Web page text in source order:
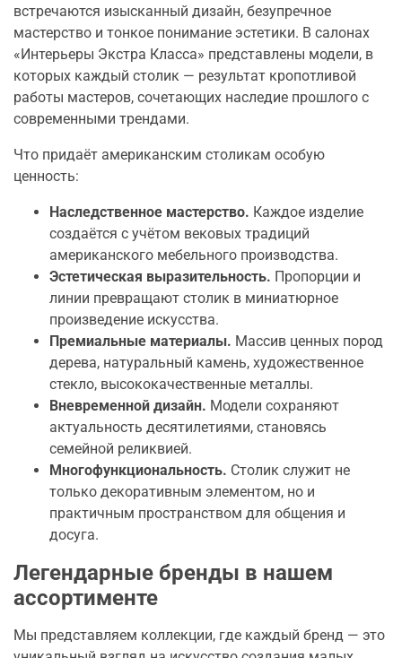
встречаются изысканный дизайн, безупречное
мастерство и тонкое понимание эстетики. В салонах
«Интерьеры Экстра Класса» представлены модели, в
которых каждый столик — результат кропотливой
работы мастеров, сочетающих наследие прошлого с
современными трендами.
Что придаёт американским столикам особую
ценность:
Наследственное мастерство. Каждое изделие
создаётся с учётом вековых традиций
американского мебельного производства.
Эстетическая выразительность. Пропорции и
линии превращают столик в миниатюрное
произведение искусства.
Премиальные материалы. Массив ценных пород
дерева, натуральный камень, художественное
стекло, высококачественные металлы.
Вневременной дизайн. Модели сохраняют
актуальность десятилетиями, становясь
семейной реликвией.
Многофункциональность. Столик служит не
только декоративным элементом, но и
практичным пространством для общения и
досуга.
Легендарные бренды в нашем
ассортименте
Мы представляем коллекции, где каждый бренд — это